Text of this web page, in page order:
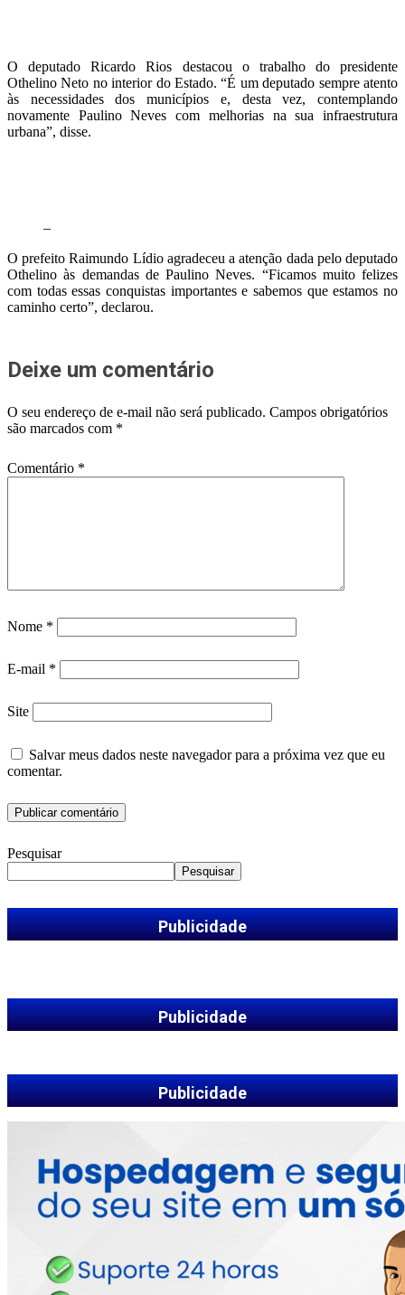
O deputado Ricardo Rios destacou o trabalho do presidente
Othelino Neto no interior do Estado. “É um deputado sempre atento
às necessidades dos municípios e, desta vez, contemplando
novamente Paulino Neves com melhorias na sua infraestrutura
urbana”, disse.
–
O prefeito Raimundo Lídio agradeceu a atenção dada pelo deputado
Othelino às demandas de Paulino Neves. “Ficamos muito felizes
com todas essas conquistas importantes e sabemos que estamos no
caminho certo”, declarou.
Deixe um comentário
O seu endereço de e-mail não será publicado. Campos obrigatórios
são marcados com *
Comentário *
Nome *
E-mail *
Site
Salvar meus dados neste navegador para a próxima vez que eu
comentar.
Pesquisar
Pesquisar
Publicidade
Publicidade
Publicidade